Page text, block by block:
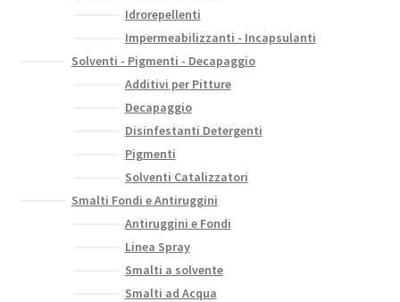
Idrorepellenti
Impermeabilizzanti - Incapsulanti
Solventi - Pigmenti - Decapaggio
Additivi per Pitture
Decapaggio
Disinfestanti Detergenti
Pigmenti
Solventi Catalizzatori
Smalti Fondi e Antiruggini
Antiruggini e Fondi
Linea Spray
Smalti a solvente
Smalti ad Acqua